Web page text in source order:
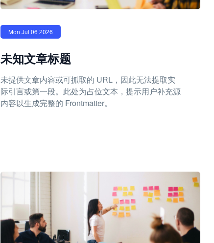
Mon Jul 06 2026
未知文章标题
未提供文章内容或可抓取的 URL，因此无法提取实
际引言或第一段。此处为占位文本，提示用户补充源
内容以生成完整的 Frontmatter。